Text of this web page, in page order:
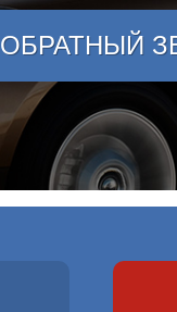
ОБРАТНЫЙ